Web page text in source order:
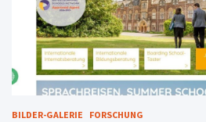
BILDER-GALERIE FORSCHUNG